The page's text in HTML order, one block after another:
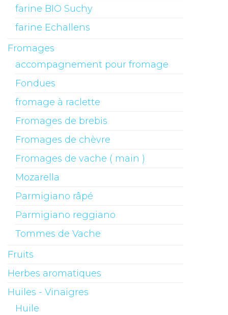
farine BIO Suchy
farine Echallens
Fromages
accompagnement pour fromage
Fondues
fromage à raclette
Fromages de brebis
Fromages de chèvre
Fromages de vache ( main )
Mozarella
Parmigiano râpé
Parmigiano reggiano
Tommes de Vache
Fruits
Herbes aromatiques
Huiles - Vinaigres
Huile